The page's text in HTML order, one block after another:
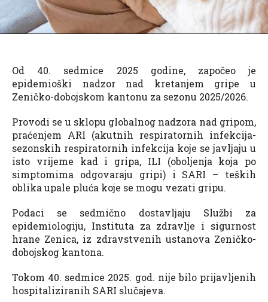
Od 40. sedmice 2025 godine, započeo je
epidemioški nadzor nad kretanjem gripe u
Zeničko-dobojskom kantonu za sezonu 2025/2026.
Provodi se u sklopu globalnog nadzora nad gripom,
praćenjem ARI (akutnih respiratornih infekcija-
sezonskih respiratornih infekcija koje se javljaju u
isto vrijeme kad i gripa, ILI (oboljenja koja po
simptomima odgovaraju gripi) i SARI – teških
oblika upale pluća koje se mogu vezati gripu.
Podaci se sedmično dostavljaju Službi za
epidemiologiju, Instituta za zdravlje i sigurnost
hrane Zenica, iz zdravstvenih ustanova Zeničko-
dobojskog kantona.
Tokom 40. sedmice 2025. god. nije bilo prijavljenih
hospitaliziranih SARI slučajeva.